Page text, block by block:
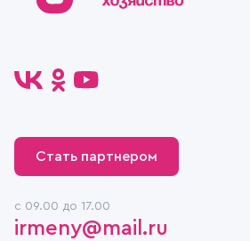
Стать партнером
c 09.00 до 17.00
irmeny@mail.ru